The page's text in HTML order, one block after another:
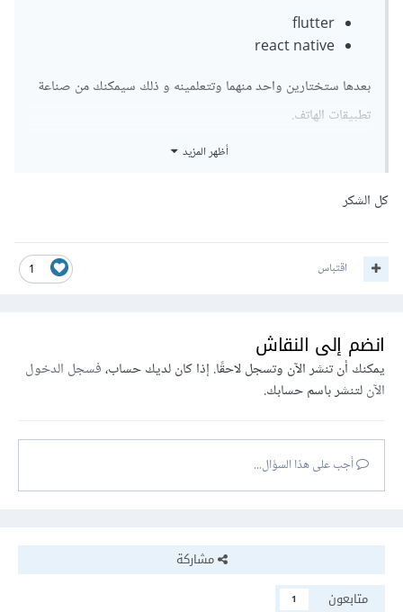
flutter
react native
بعدها ستختارين واحد منهما وتتعلمينه و ذلك سيمكنك من صناعة
تطبيقات الهاتف.
أظهر المزيد
كل الشكر
1 اقتباس
انضم إلى النقاش
يمكنك أن تنشر الآن وتسجل لاحقًا. إذا كان لديك حساب،فسجل الدخول
الآنلتنشر باسم حسابك.
أجب على هذا السؤال...
مشاركة
متابعون
1